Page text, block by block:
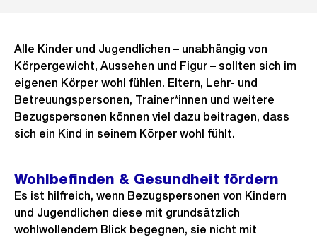
Alle Kinder und Jugendlichen – unabhängig von
Körpergewicht, Aussehen und Figur – sollten sich im
eigenen Körper wohl fühlen. Eltern, Lehr- und
Betreuungspersonen, Trainer*innen und weitere
Bezugspersonen können viel dazu beitragen, dass
sich ein Kind in seinem Körper wohl fühlt.
Wohlbefinden & Gesundheit fördern
Es ist hilfreich, wenn Bezugspersonen von Kindern
und Jugendlichen diese mit grundsätzlich
wohlwollendem Blick begegnen, sie nicht mit